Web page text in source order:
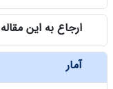
ارجاع به این مقاله
آمار